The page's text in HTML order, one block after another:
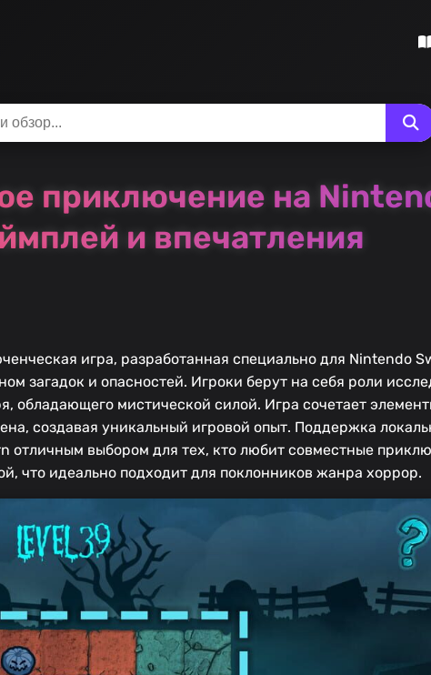
приключение на
и впечатления
игра, разработанная специально для Nintendo
загадок и опасностей. Игроки берут на себя роли
обладающего мистической силой. Игра сочетает
создавая уникальный игровой опыт. Поддержка
отличным выбором для тех, кто любит совместные
что идеально подходит для поклонников жанра хоррор.